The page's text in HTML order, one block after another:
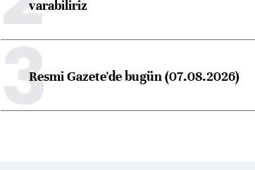
varabiliriz
3Resmi Gazete'de bugün (07.08.2026)